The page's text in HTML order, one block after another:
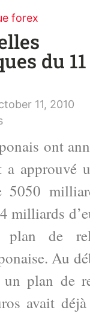
forex
du
11, 2010
ont
a approuvé
5050
milliards
plan de
Au
un plan de
avait